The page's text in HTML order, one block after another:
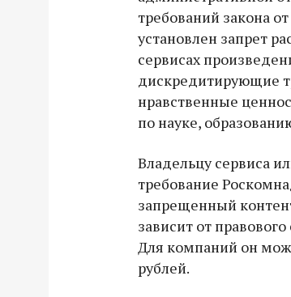
требований закона
установлен запрет
сервисах
дискредитирующие
нравственные
по науке,
Владельцу сервиса
требование
запрещенный
зависит от
Для компаний он
рублей.